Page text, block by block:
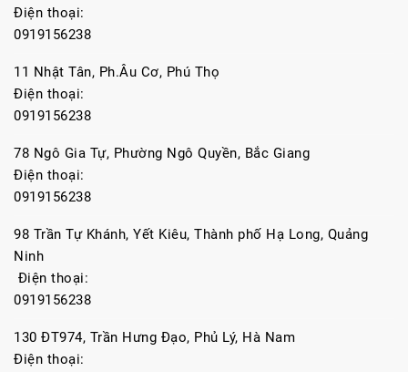
Điện thoại:
0919156238
11 Nhật Tân, Ph.Âu Cơ, Phú Thọ
Điện thoại:
0919156238
78 Ngô Gia Tự, Phường Ngô Quyền, Bắc Giang
Điện thoại:
0919156238
98 Trần Tự Khánh, Yết Kiêu, Thành phố Hạ Long, Quảng
Ninh
Điện thoại:
0919156238
130 ĐT974, Trần Hưng Đạo, Phủ Lý, Hà Nam
Điện thoại: